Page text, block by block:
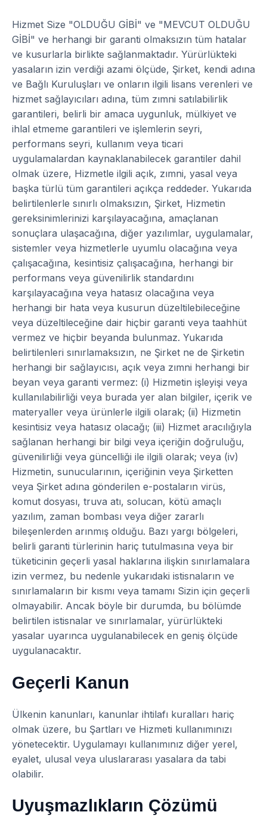
Hizmet Size "OLDUĞU GİBİ" ve "MEVCUT OLDUĞU
GİBİ" ve herhangi bir garanti olmaksızın tüm hatalar
ve kusurlarla birlikte sağlanmaktadır. Yürürlükteki
yasaların izin verdiği azami ölçüde, Şirket, kendi adına
ve Bağlı Kuruluşları ve onların ilgili lisans verenleri ve
hizmet sağlayıcıları adına, tüm zımni satılabilirlik
garantileri, belirli bir amaca uygunluk, mülkiyet ve
ihlal etmeme garantileri ve işlemlerin seyri,
performans seyri, kullanım veya ticari
uygulamalardan kaynaklanabilecek garantiler dahil
olmak üzere, Hizmetle ilgili açık, zımni, yasal veya
başka türlü tüm garantileri açıkça reddeder. Yukarıda
belirtilenlerle sınırlı olmaksızın, Şirket, Hizmetin
gereksinimlerinizi karşılayacağına, amaçlanan
sonuçlara ulaşacağına, diğer yazılımlar, uygulamalar,
sistemler veya hizmetlerle uyumlu olacağına veya
çalışacağına, kesintisiz çalışacağına, herhangi bir
performans veya güvenilirlik standardını
karşılayacağına veya hatasız olacağına veya
herhangi bir hata veya kusurun düzeltilebileceğine
veya düzeltileceğine dair hiçbir garanti veya taahhüt
vermez ve hiçbir beyanda bulunmaz. Yukarıda
belirtilenleri sınırlamaksızın, ne Şirket ne de Şirketin
herhangi bir sağlayıcısı, açık veya zımni herhangi bir
beyan veya garanti vermez: (i) Hizmetin işleyişi veya
kullanılabilirliği veya burada yer alan bilgiler, içerik ve
materyaller veya ürünlerle ilgili olarak; (ii) Hizmetin
kesintisiz veya hatasız olacağı; (iii) Hizmet aracılığıyla
sağlanan herhangi bir bilgi veya içeriğin doğruluğu,
güvenilirliği veya güncelliği ile ilgili olarak; veya (iv)
Hizmetin, sunucularının, içeriğinin veya Şirketten
veya Şirket adına gönderilen e-postaların virüs,
komut dosyası, truva atı, solucan, kötü amaçlı
yazılım, zaman bombası veya diğer zararlı
bileşenlerden arınmış olduğu. Bazı yargı bölgeleri,
belirli garanti türlerinin hariç tutulmasına veya bir
tüketicinin geçerli yasal haklarına ilişkin sınırlamalara
izin vermez, bu nedenle yukarıdaki istisnaların ve
sınırlamaların bir kısmı veya tamamı Sizin için geçerli
olmayabilir. Ancak böyle bir durumda, bu bölümde
belirtilen istisnalar ve sınırlamalar, yürürlükteki
yasalar uyarınca uygulanabilecek en geniş ölçüde
uygulanacaktır.
Geçerli Kanun
Ülkenin kanunları, kanunlar ihtilafı kuralları hariç
olmak üzere, bu Şartları ve Hizmeti kullanımınızı
yönetecektir. Uygulamayı kullanımınız diğer yerel,
eyalet, ulusal veya uluslararası yasalara da tabi
olabilir.
Uyuşmazlıkların Çözümü